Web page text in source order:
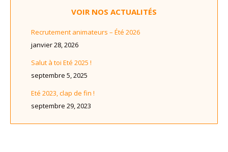
VOIR NOS ACTUALITÉS
Recrutement animateurs – Été 2026
janvier 28, 2026
Salut à toi Eté 2025 !
septembre 5, 2025
Eté 2023, clap de fin !
septembre 29, 2023